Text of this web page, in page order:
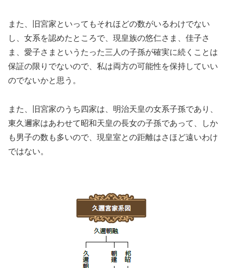
また、旧宮家といってもそれほどの数がいるわけでない
し、女系を認めたところで、現皇族の悠仁さま、佳子さ
ま、愛子さまというたった三人の子孫が確実に続くことは
保証の限りでないので、私は両方の可能性を保持していい
のでないかと思う。
また、旧宮家のうち四家は、明治天皇の女系子孫であり、
東久邇家はあわせて昭和天皇の長女の子孫であって、しか
も男子の数も多いので、現皇室との距離はさほど遠いわけ
ではない。